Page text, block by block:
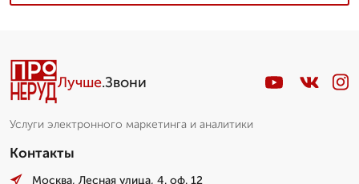
Лучше.Звони
Услуги электронного маркетинга и аналитики
Контакты
Москва, Лесная улица, 4. оф. 12